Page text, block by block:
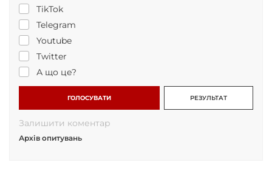
TikTok
Telegram
Youtube
Twitter
А що це?
ГОЛОСУВАТИ РЕЗУЛЬТАТ
Залишити коментар
Архів опитувань